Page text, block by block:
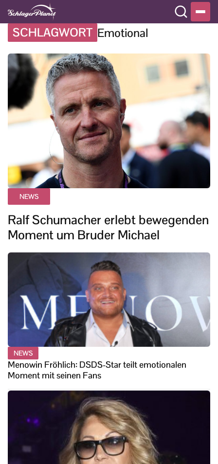
SCHLAGWORT Emotional
NEWS
Ralf Schumacher erlebt bewegenden
Moment um Bruder Michael
NEWS
Menowin Fröhlich: DSDS-Star teilt emotionalen
Moment mit seinen Fans